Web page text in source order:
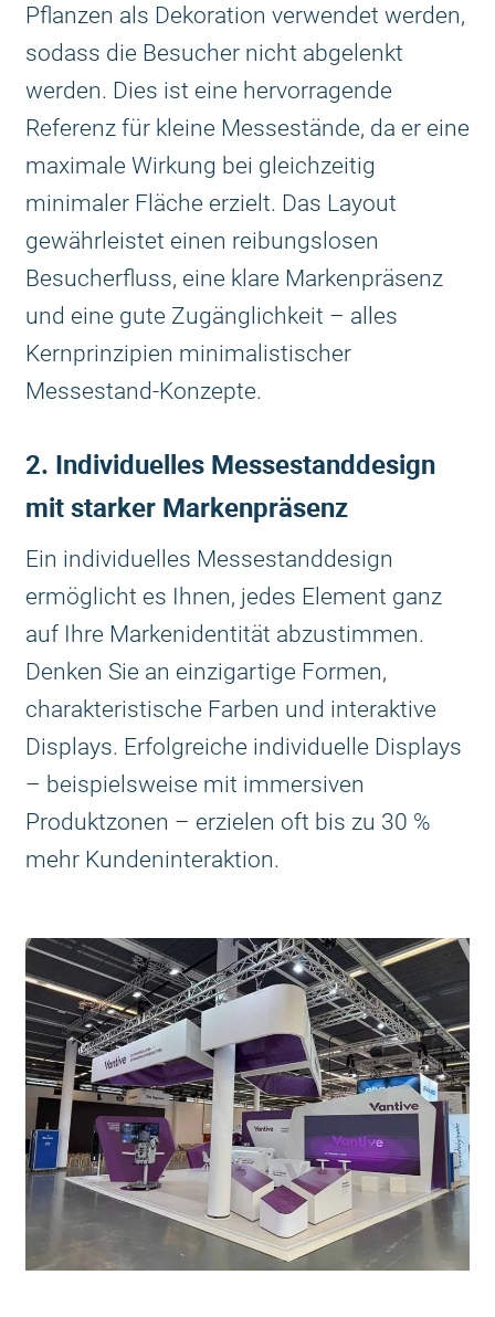
Pflanzen als Dekoration verwendet werden,
sodass die Besucher nicht abgelenkt
werden. Dies ist eine hervorragende
Referenz für kleine Messestände, da er eine
maximale Wirkung bei gleichzeitig
minimaler Fläche erzielt. Das Layout
gewährleistet einen reibungslosen
Besucherfluss, eine klare Markenpräsenz
und eine gute Zugänglichkeit – alles
Kernprinzipien minimalistischer
Messestand-Konzepte.
2. Individuelles Messestanddesign
mit starker Markenpräsenz
Ein individuelles Messestanddesign
ermöglicht es Ihnen, jedes Element ganz
auf Ihre Markenidentität abzustimmen.
Denken Sie an einzigartige Formen,
charakteristische Farben und interaktive
Displays. Erfolgreiche individuelle Displays
– beispielsweise mit immersiven
Produktzonen – erzielen oft bis zu 30 %
mehr Kundeninteraktion.